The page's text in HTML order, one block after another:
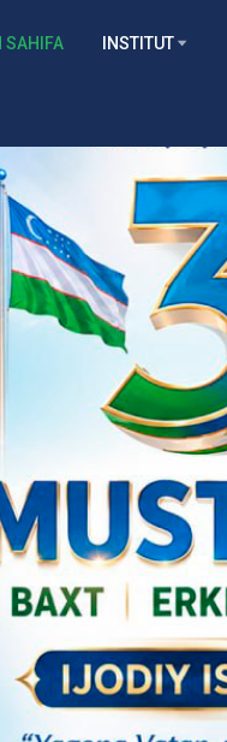
SAHIFA INSTITUT